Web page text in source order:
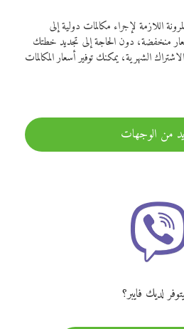
اللازمة لإجراء مكالمات دولية إلى
منخفضة، دون الحاجة إلى تجديد خطتك
الشهرية، يمكنك توفير أسعار المكالمات
من الوجهات
لديك فايبر؟